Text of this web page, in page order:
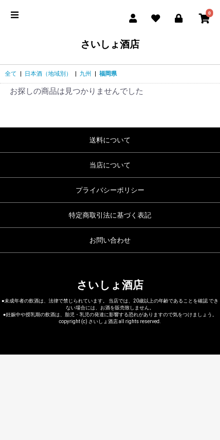
0
さいしょ酒店
全て 日本酒（地域別） 九州 福岡県
お探しの商品は見つかりませんでした
送料について
当店について
プライバシーポリシー
特定商取引法に基づく表記
お問い合わせ
さいしょ酒店
●未成年者の飲酒は、法律で禁じられています。 当店では、20歳以上の年齢であることを確認 でき
ない場合には、お酒を販売致しません。
●妊娠中や授乳期の飲酒は、胎児・乳児の発達に影響する恐れがありますので気をつけましょう。
copyright (c) さいしょ酒店 all rights reserved.